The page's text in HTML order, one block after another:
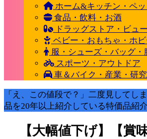
ホーム&キッチン・ペ
食品・飲料・お酒
ドラッグストア・ビュ
ベビー・おもちゃ・ホ
服・シューズ・バッグ・
スポーツ・アウトドア
車＆バイク・産業・研
「え、この値段で？」二度見してし
品を20年以上紹介している特価品紹
【大幅値下げ】【賞